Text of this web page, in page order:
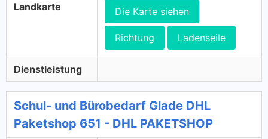
Landkarte Die Karte siehen
Richtung Ladenseile
Dienstleistung
Schul- und Bürobedarf Glade DHL
Paketshop 651 - DHL PAKETSHOP